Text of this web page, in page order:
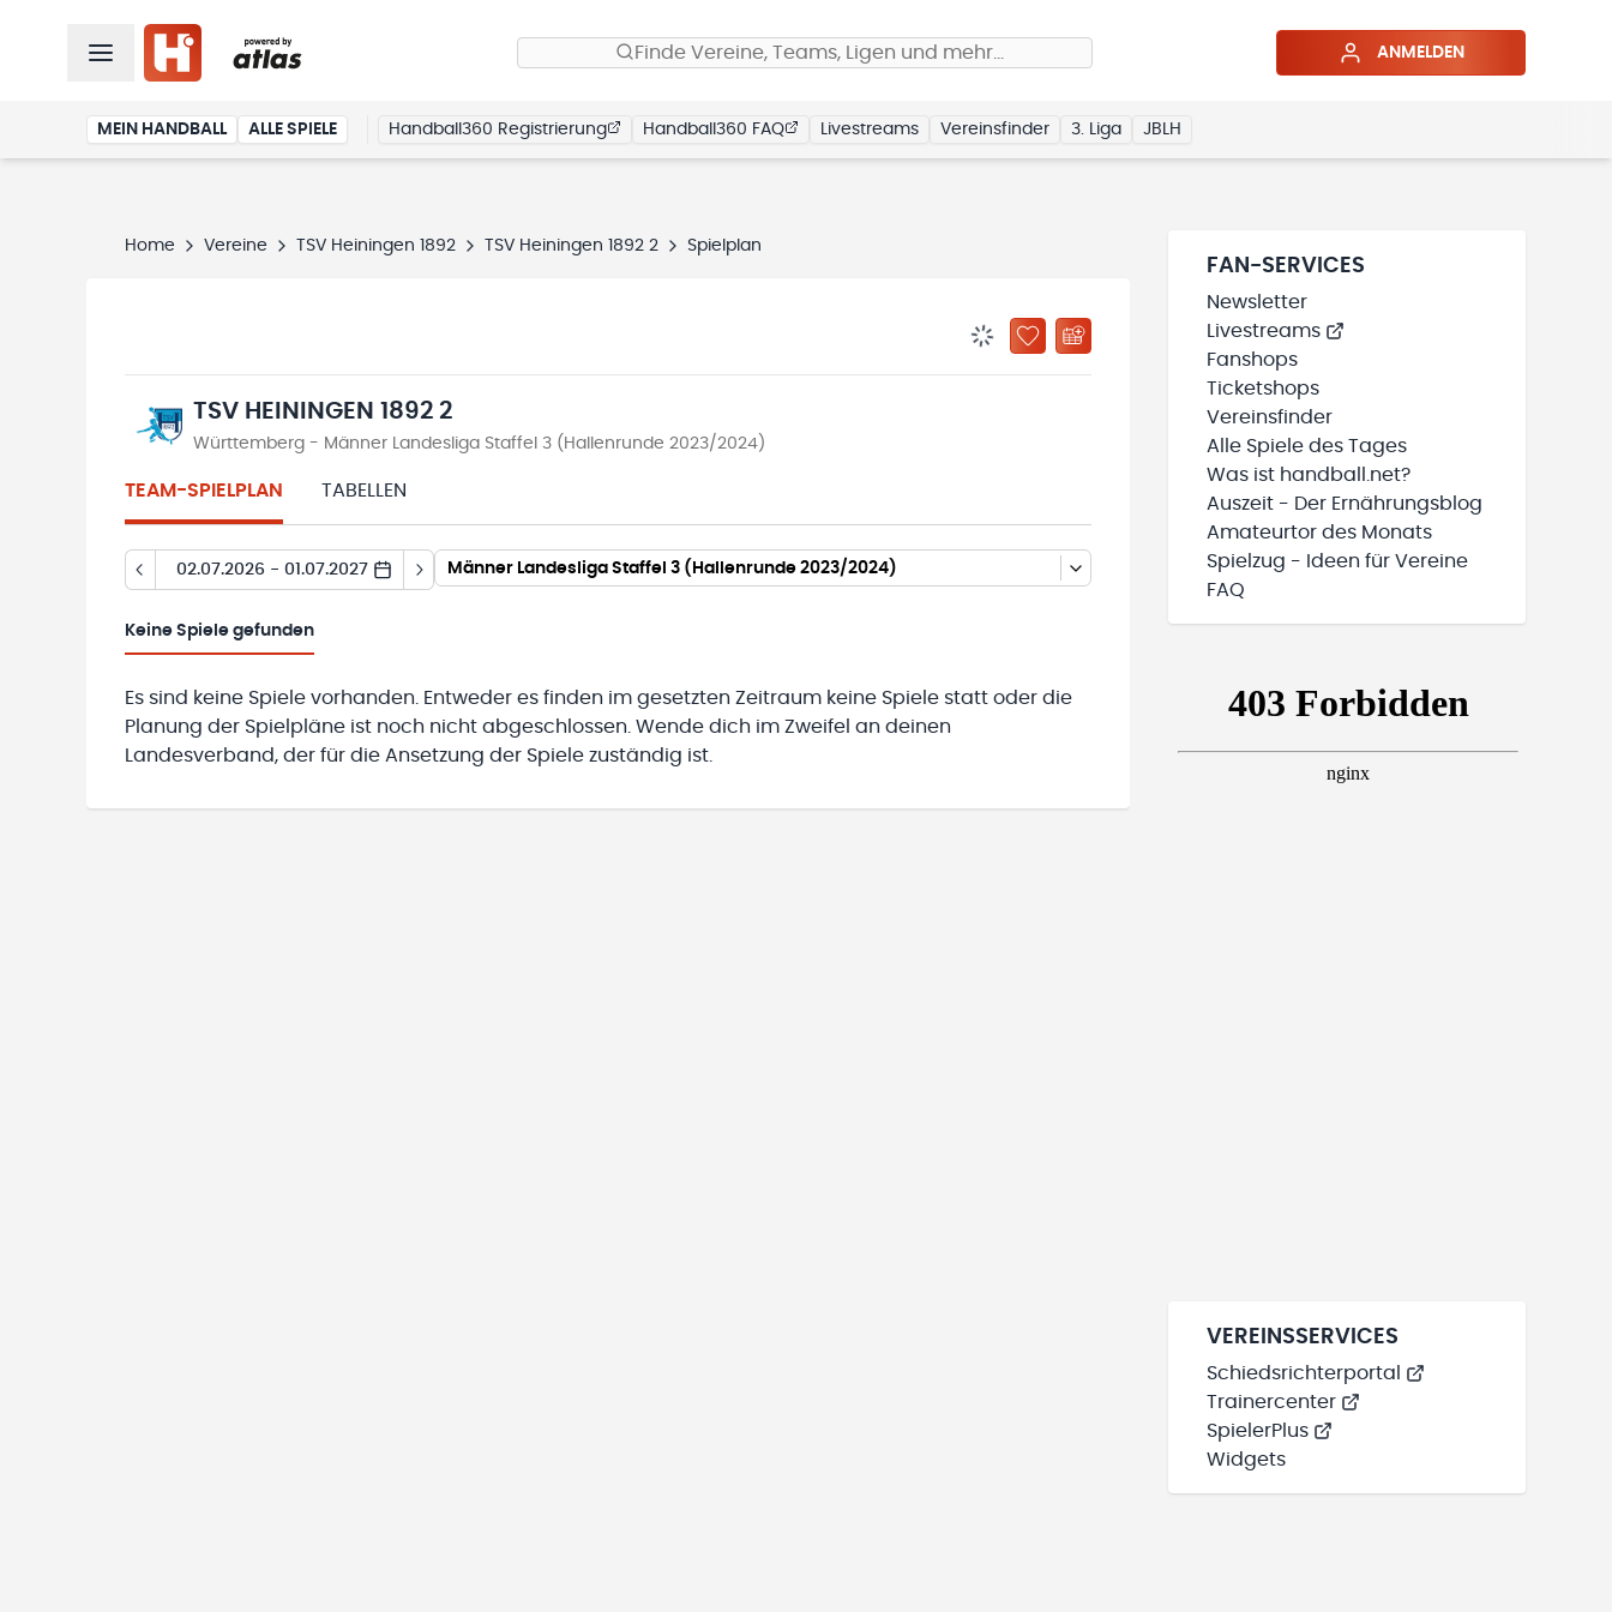
Finde Vereine, Teams, Ligen und mehr… ANMELDEN
MEIN HANDBALL ALLE SPIELE Handball360 Registrierung Handball360 FAQ Livestreams Vereinsfinder 3. Liga JBLH
Home Vereine TSV Heiningen 1892 TSV Heiningen 1892 2 Spielplan
BENACHRICHTIGUNGSSTATUS WIRD GELADEN
ZU „MEINE TEAMS“ HINZUFÜGEN
TSV HEININGEN 1892 2
Württemberg - Männer Landesliga Staffel 3 (Hallenrunde 2023/2024)
TEAM-SPIELPLAN TABELLEN
02.07.2026 - 01.07.2027 Männer Landesliga Staffel 3 (Hallenrunde 2023/2024)
Keine Spiele gefunden
Es sind keine Spiele vorhanden. Entweder es finden im gesetzten Zeitraum keine Spiele statt oder die
Planung der Spielpläne ist noch nicht abgeschlossen. Wende dich im Zweifel an deinen
Landesverband, der für die Ansetzung der Spiele zuständig ist.
FAN-SERVICES
Newsletter
Livestreams
Fanshops
Ticketshops
Vereinsfinder
Alle Spiele des Tages
Was ist handball.net?
Auszeit - Der Ernährungsblog
Amateurtor des Monats
Spielzug - Ideen für Vereine
FAQ
VEREINSSERVICES
Schiedsrichterportal
Trainercenter
SpielerPlus
Widgets